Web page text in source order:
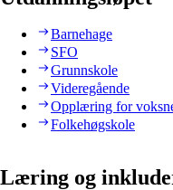
Barnehage
SFO
Grunnskole
Videregående
Opplæring for
Folkehøgskole
Læring og